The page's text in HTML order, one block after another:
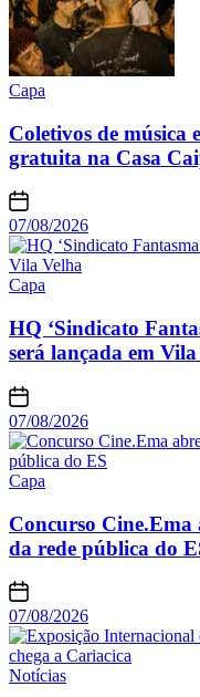
Capa
Coletivos de música
gratuita na Casa
07/08/2026
Capa
HQ ‘Sindicato
será lançada em
07/08/2026
Capa
Concurso Cine.Ema
da rede pública do
07/08/2026
Notícias